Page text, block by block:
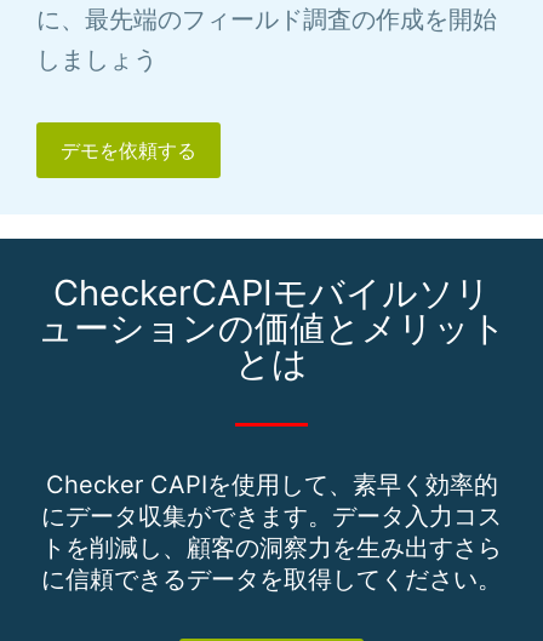
に、最先端のフィールド調査の作成を開始
しましょう
デモを依頼する
CheckerCAPIモバイルソリ
ューションの価値とメリット
とは
Checker CAPIを使用して、素早く効率的
にデータ収集ができます。データ入力コス
トを削減し、顧客の洞察力を生み出すさら
に信頼できるデータを取得してください。